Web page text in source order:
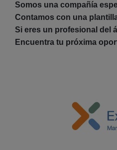
Somos una compañía
Contamos con una
Si eres un profesional del
Encuentra tu próxima